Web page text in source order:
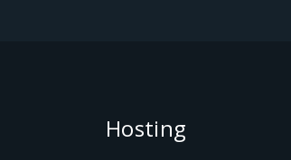
Hosting